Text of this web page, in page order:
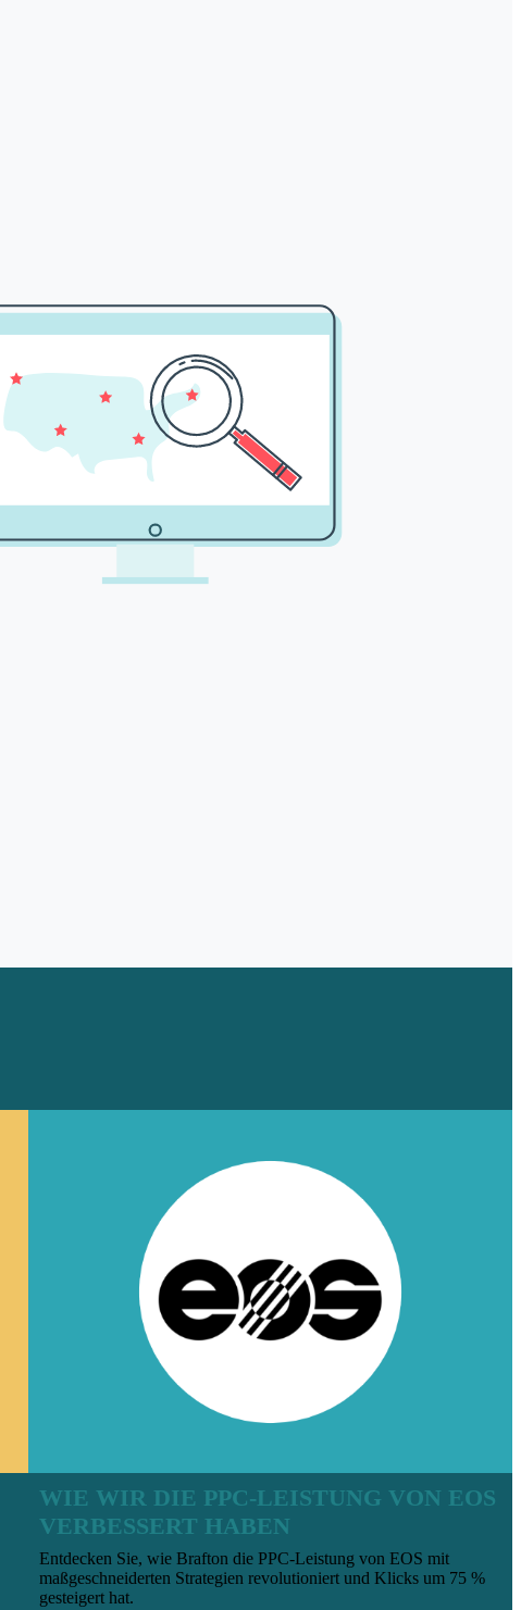
WIE WIR DIE PPC-LEISTUNG VON EOS
VERBESSERT HABEN
Entdecken Sie, wie Brafton die PPC-Leistung von EOS mit
maßgeschneiderten Strategien revolutioniert und Klicks um 75 %
gesteigert hat.